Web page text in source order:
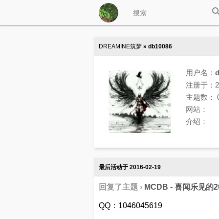
DREAMINE筑梦 » db10086
用户名：
注册于：
主题数
网站：
介绍：
最后活动于 2016-02-19
回复了主题 › MCDB - 喜闻乐见的
QQ：1046045619